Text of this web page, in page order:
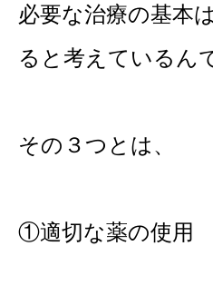
必要な治療の基本
ると考えているん
その３つとは、
①適切な薬の使用